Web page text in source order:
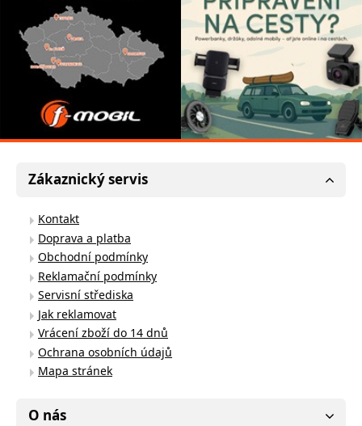
Zákaznický servis
Kontakt
Doprava a platba
Obchodní podmínky
Reklamační podmínky
Servisní střediska
Jak reklamovat
Vrácení zboží do 14 dnů
Ochrana osobních údajů
Mapa stránek
O nás